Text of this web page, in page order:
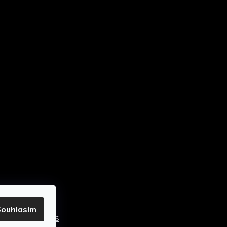
cookies